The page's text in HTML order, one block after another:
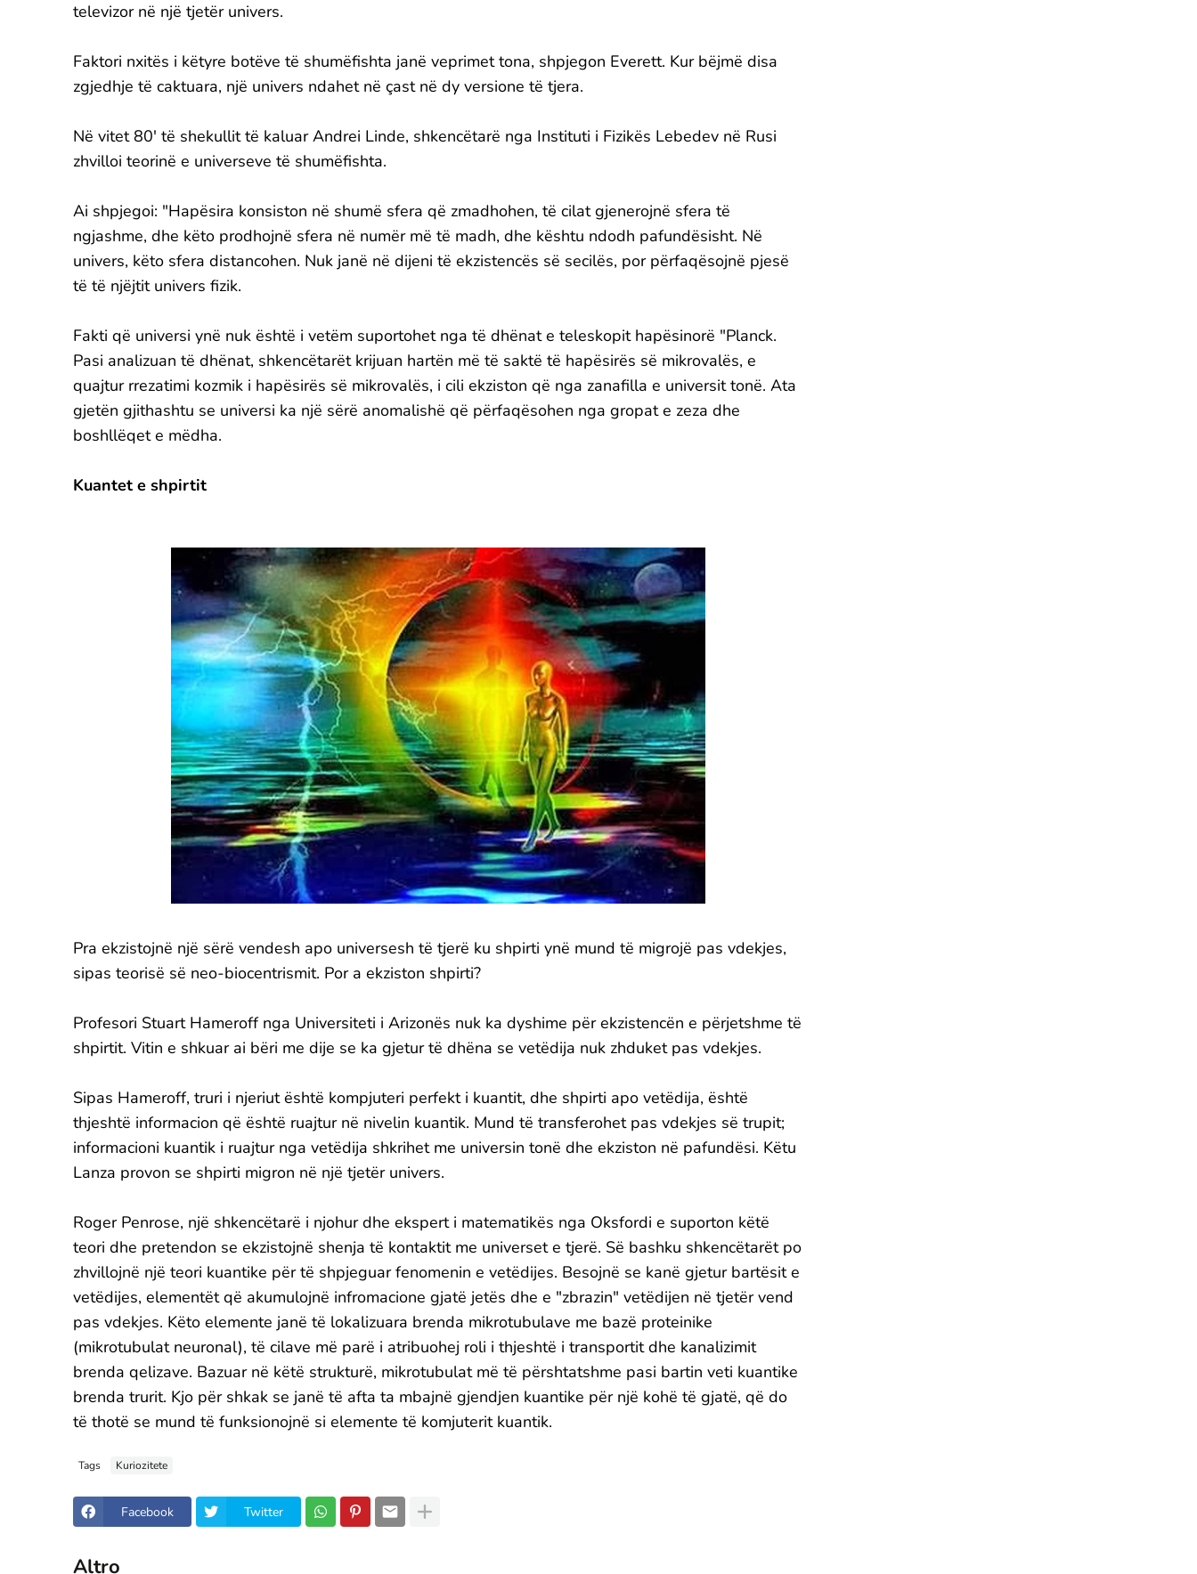
televizor në një tjetër univers.
Faktori nxitës i këtyre botëve të shumëfishta janë veprimet tona, shpjegon Everett. Kur bëjmë disa
zgjedhje të caktuara, një univers ndahet në çast në dy versione të tjera.
Në vitet 80' të shekullit të kaluar Andrei Linde, shkencëtarë nga Instituti i Fizikës Lebedev në Rusi
zhvilloi teorinë e universeve të shumëfishta.
Ai shpjegoi: "Hapësira konsiston në shumë sfera që zmadhohen, të cilat gjenerojnë sfera të
ngjashme, dhe këto prodhojnë sfera në numër më të madh, dhe kështu ndodh pafundësisht. Në
univers, këto sfera distancohen. Nuk janë në dijeni të ekzistencës së secilës, por përfaqësojnë pjesë
të të njëjtit univers fizik.
Fakti që universi ynë nuk është i vetëm suportohet nga të dhënat e teleskopit hapësinorë "Planck.
Pasi analizuan të dhënat, shkencëtarët krijuan hartën më të saktë të hapësirës së mikrovalës, e
quajtur rrezatimi kozmik i hapësirës së mikrovalës, i cili ekziston që nga zanafilla e universit tonë. Ata
gjetën gjithashtu se universi ka një sërë anomalishë që përfaqësohen nga gropat e zeza dhe
boshllëqet e mëdha.
Kuantet e shpirtit
Pra ekzistojnë një sërë vendesh apo universesh të tjerë ku shpirti ynë mund të migrojë pas vdekjes,
sipas teorisë së neo-biocentrismit. Por a ekziston shpirti?
Profesori Stuart Hameroff nga Universiteti i Arizonës nuk ka dyshime për ekzistencën e përjetshme të
shpirtit. Vitin e shkuar ai bëri me dije se ka gjetur të dhëna se vetëdija nuk zhduket pas vdekjes.
Sipas Hameroff, truri i njeriut është kompjuteri perfekt i kuantit, dhe shpirti apo vetëdija, është
thjeshtë informacion që është ruajtur në nivelin kuantik. Mund të transferohet pas vdekjes së trupit;
informacioni kuantik i ruajtur nga vetëdija shkrihet me universin tonë dhe ekziston në pafundësi. Këtu
Lanza provon se shpirti migron në një tjetër univers.
Roger Penrose, një shkencëtarë i njohur dhe ekspert i matematikës nga Oksfordi e suporton këtë
teori dhe pretendon se ekzistojnë shenja të kontaktit me universet e tjerë. Së bashku shkencëtarët po
zhvillojnë një teori kuantike për të shpjeguar fenomenin e vetëdijes. Besojnë se kanë gjetur bartësit e
vetëdijes, elementët që akumulojnë infromacione gjatë jetës dhe e "zbrazin" vetëdijen në tjetër vend
pas vdekjes. Këto elemente janë të lokalizuara brenda mikrotubulave me bazë proteinike
(mikrotubulat neuronal), të cilave më parë i atribuohej roli i thjeshtë i transportit dhe kanalizimit
brenda qelizave. Bazuar në këtë strukturë, mikrotubulat më të përshtatshme pasi bartin veti kuantike
brenda trurit. Kjo për shkak se janë të afta ta mbajnë gjendjen kuantike për një kohë të gjatë, që do
të thotë se mund të funksionojnë si elemente të komjuterit kuantik.
Tags Kuriozitete
Facebook Twitter
Altro